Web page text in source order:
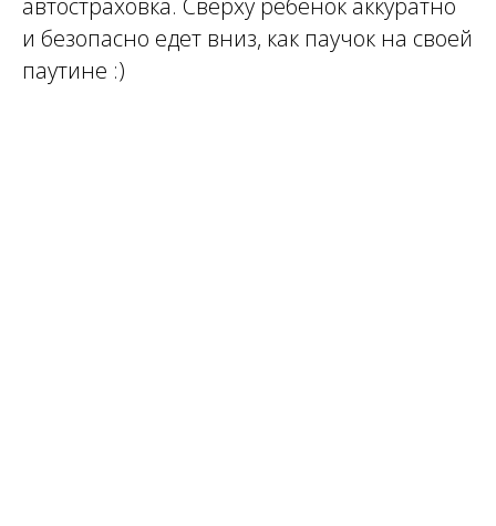
и безопасно едет вниз, как паучок на своей
паутине :)